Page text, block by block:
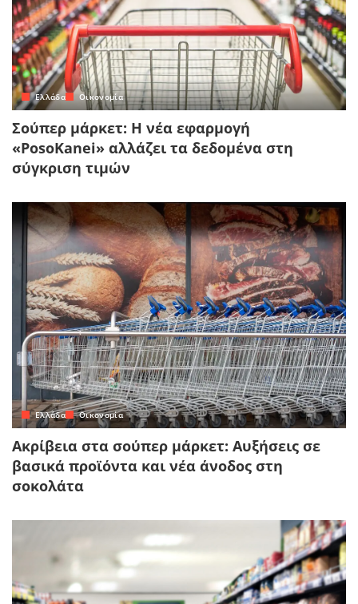
Ελλάδα Οικονομία
Σούπερ μάρκετ: Η νέα εφαρμογή
«PosoKanei» αλλάζει τα δεδομένα στη
σύγκριση τιμών
Ελλάδα Οικονομία
Ακρίβεια στα σούπερ μάρκετ: Αυξήσεις σε
βασικά προϊόντα και νέα άνοδος στη
σοκολάτα